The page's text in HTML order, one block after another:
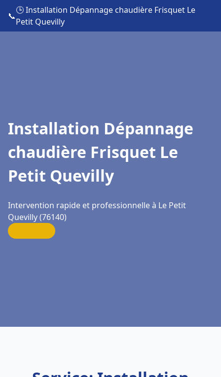
📞
🕒 Installation Dépannage chaudière Frisquet Le
Petit Quevilly
Installation Dépannage
chaudière Frisquet Le
Petit Quevilly
Intervention rapide et professionnelle à Le Petit
Quevilly (76140)